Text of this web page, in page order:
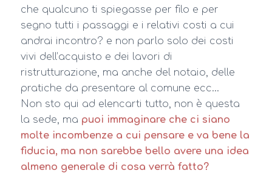
che qualcuno ti spiegasse per filo e per
segno tutti i passaggi e i relativi costi a cui
andrai incontro? e non parlo solo dei costi
vivi dell’acquisto e dei lavori di
ristrutturazione, ma anche del notaio, delle
pratiche da presentare al comune ecc…
Non sto qui ad elencarti tutto, non è questa
la sede, ma puoi immaginare che ci siano
molte incombenze a cui pensare e va bene la
fiducia, ma non sarebbe bello avere una idea
almeno generale di cosa verrà fatto?